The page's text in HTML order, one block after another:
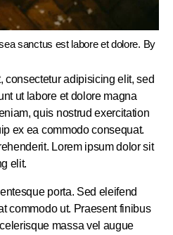
sanctus est labore et dolore. By
consectetur adipisicing elit, sed
ut labore et dolore magna
quis nostrud exercitation
ex ea commodo consequat.
Lorem ipsum dolor sit
elit.
porta. Sed eleifend
commodo ut. Praesent finibus
massa vel augue